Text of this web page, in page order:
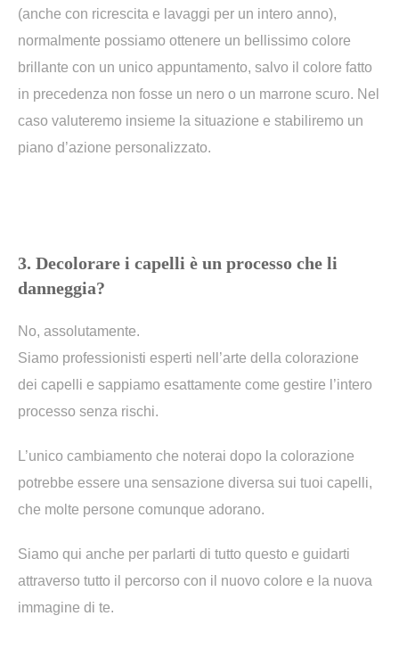
(anche con ricrescita e lavaggi per un intero anno),
normalmente possiamo ottenere un bellissimo colore
brillante con un unico appuntamento, salvo il colore fatto
in precedenza non fosse un nero o un marrone scuro. Nel
caso valuteremo insieme la situazione e stabiliremo un
piano d’azione personalizzato.
3. Decolorare i capelli è un processo che li
danneggia?
No, assolutamente.
Siamo professionisti esperti nell’arte della colorazione
dei capelli e sappiamo esattamente come gestire l’intero
processo senza rischi.
L’unico cambiamento che noterai dopo la colorazione
potrebbe essere una sensazione diversa sui tuoi capelli,
che molte persone comunque adorano.
Siamo qui anche per parlarti di tutto questo e guidarti
attraverso tutto il percorso con il nuovo colore e la nuova
immagine di te.